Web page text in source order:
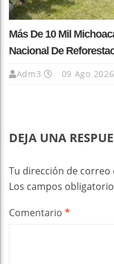
Más De 10 Mil
Nacional De
Adm3 09 Ago 2026
DEJA UNA
Tu dirección de
Los campos
Comentario *